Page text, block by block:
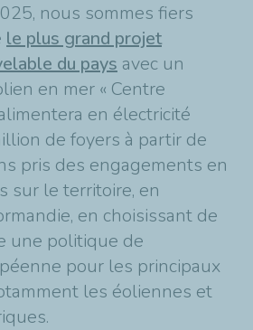
nous sommes fiers
le plus grand projet
du pays avec un
en mer « Centre
en électricité
de foyers à partir de
pris des engagements en
sur le territoire, en
en choisissant de
une politique de
pour les principaux
les éoliennes et